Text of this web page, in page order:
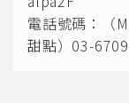
電話號碼：（
甜點）03-